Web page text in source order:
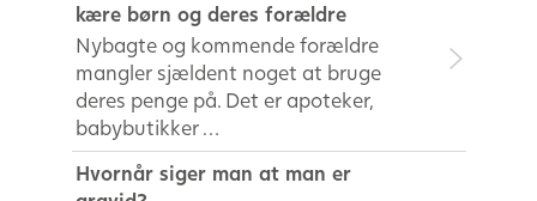
kære børn og deres forældre
Nybagte og kommende forældre
mangler sjældent noget at bruge
deres penge på. Det er apoteker,
babybutikker …
Hvornår siger man at man er